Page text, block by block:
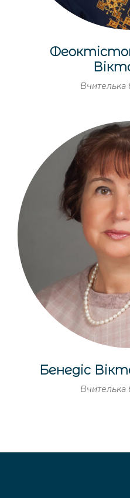
Вчителька
Бенедіс
Вчителька